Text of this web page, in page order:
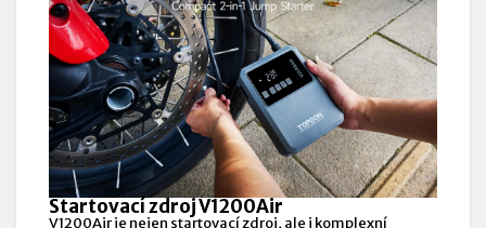
Startovací zdroj V1200Air
V1200Air je nejen startovací zdroj, ale i komplexní